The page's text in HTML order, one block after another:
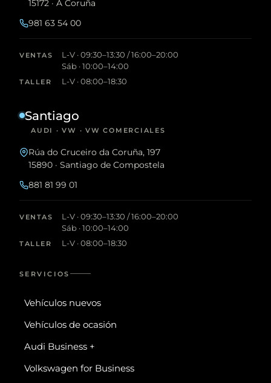
15172 · A Coruña
981 63 54 00
VENTAS
L-V · 09:30–13:30 / 16:00–20:00
Sáb · 10:00–14:00
TALLER L-V · 08:00–18:30
Santiago
AUDI · VW · VW COMERCIALES
Rúa do Cruceiro da Coruña, 197
15890 · Santiago de Compostela
881 81 99 01
VENTAS
L-V · 09:30–13:30 / 16:00–20:00
Sáb · 10:00–14:00
TALLER L-V · 08:00–18:30
SERVICIOS
Vehículos nuevos
Vehículos de ocasión
Audi Business +
Volkswagen for Business